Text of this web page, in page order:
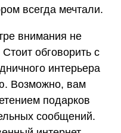
всегда мечтали.
внимания не
обговорить с
интерьера
Возможно, вам
подарков
сообщений.